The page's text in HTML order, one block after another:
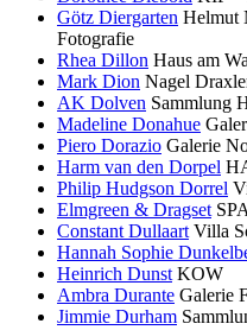
Götz Diergarten Helmut
Fotografie
Rhea Dillon Haus am
Mark Dion Nagel
AK Dolven Sammlung
Madeline Donahue
Piero Dorazio Galerie
Harm van den Dorpel
Philip Hudgson Dorrel
Elmgreen & Dragset
Constant Dullaart Villa
Hannah Sophie
Heinrich Dunst KOW
Ambra Durante Galerie
Jimmie Durham